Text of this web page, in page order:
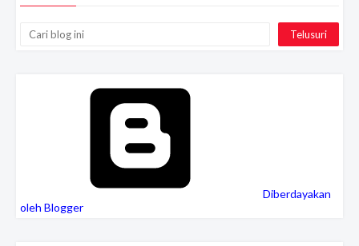
Diberdayakan
oleh Blogger